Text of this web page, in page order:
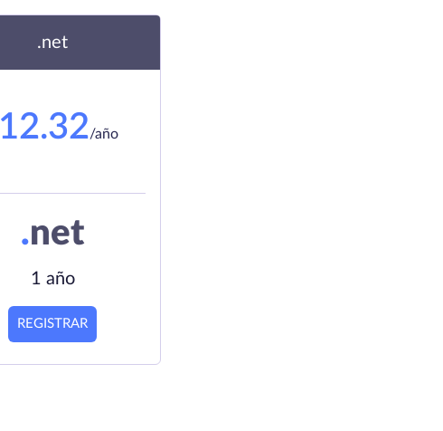
.net
12.32/año
.net
1 año
REGISTRAR